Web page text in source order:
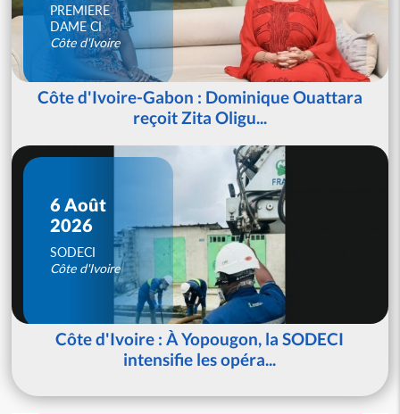
PREMIERE
DAME CI
Côte d'Ivoire
Côte d'Ivoire-Gabon : Dominique Ouattara
reçoit Zita Oligu...
6 Août
2026
SODECI
Côte d'Ivoire
Côte d'Ivoire : À Yopougon, la SODECI
intensifie les opéra...